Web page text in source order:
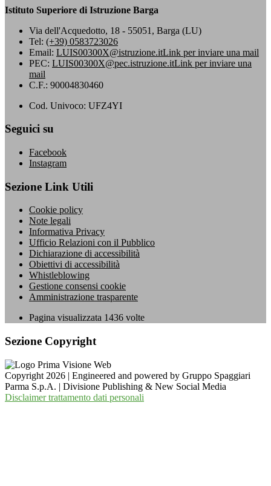
Istituto Superiore di Istruzione Barga
Via dell'Acquedotto, 18 - 55051, Barga (LU)
Tel: (+39) 0583723026
Email: LUIS00300X@istruzione.itLink per inviare una mail
PEC: LUIS00300X@pec.istruzione.itLink per inviare una
mail
C.F.: 90004830460
Cod. Univoco: UFZ4YI
Seguici su
Facebook
Instagram
Sezione Link Utili
Cookie policy
Note legali
Informativa Privacy
Ufficio Relazioni con il Pubblico
Dichiarazione di accessibilità
Obiettivi di accessibilità
Whistleblowing
Gestione consensi cookie
Amministrazione trasparente
Pagina visualizzata 1436 volte
Sezione Copyright
Copyright 2026 | Engineered and powered by Gruppo Spaggiari
Parma S.p.A. | Divisione Publishing & New Social Media
Disclaimer trattamento dati personali